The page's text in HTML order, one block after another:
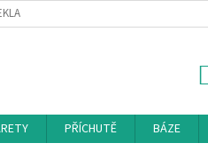
ŘÁD
PŘÍCHUTĚ BÁZE